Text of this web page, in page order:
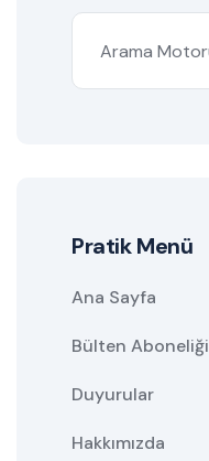
Pratik Menü
Ana Sayfa
Bülten Aboneliği
Duyurular
Hakkımızda